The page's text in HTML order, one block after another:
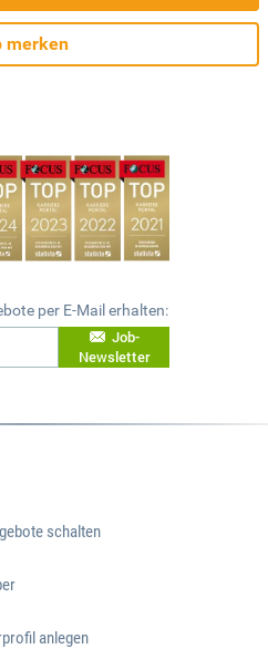
merken
per E-Mail erhalten:
Job-
Newsletter
schalten
anlegen